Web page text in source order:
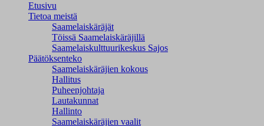
Etusivu
Tietoa meistä
Saamelaiskäräjät
Töissä Saamelaiskäräjillä
Saamelaiskulttuuri­keskus Sajos
Päätöksenteko
Saamelaiskäräjien kokous
Hallitus
Puheenjohtaja
Lautakunnat
Hallinto
Saamelaiskäräjien vaalit